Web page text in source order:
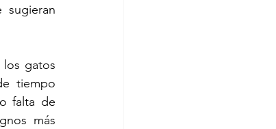
sugieran
los gatos
tiempo
falta de
más